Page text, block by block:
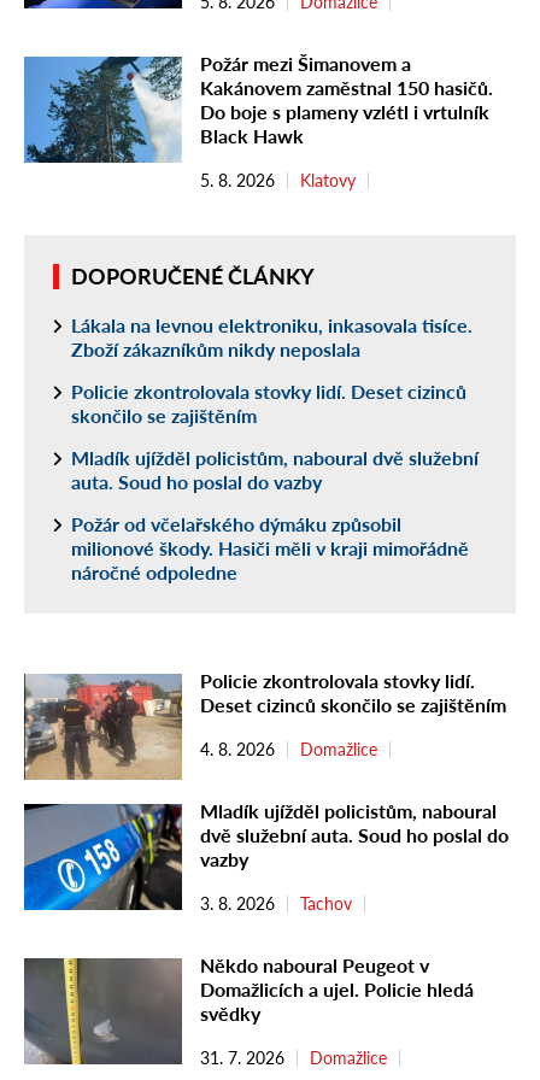
Požár mezi Šimanovem a
Kakánovem zaměstnal 150 hasičů.
Do boje s plameny vzlétl i vrtulník
Black Hawk
5. 8. 2026 Klatovy
DOPORUČENÉ ČLÁNKY
Lákala na levnou elektroniku, inkasovala tisíce.
Zboží zákazníkům nikdy neposlala
Policie zkontrolovala stovky lidí. Deset cizinců
skončilo se zajištěním
Mladík ujížděl policistům, naboural dvě služební
auta. Soud ho poslal do vazby
Požár od včelařského dýmáku způsobil
milionové škody. Hasiči měli v kraji mimořádně
náročné odpoledne
Policie zkontrolovala stovky lidí.
Deset cizinců skončilo se zajištěním
4. 8. 2026 Domažlice
Mladík ujížděl policistům, naboural
dvě služební auta. Soud ho poslal do
vazby
3. 8. 2026 Tachov
Někdo naboural Peugeot v
Domažlicích a ujel. Policie hledá
svědky
31. 7. 2026 Domažlice